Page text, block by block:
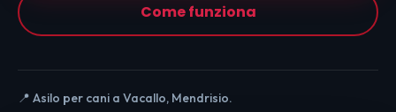
Come funziona
📍 Asilo per cani a Vacallo, Mendrisio.